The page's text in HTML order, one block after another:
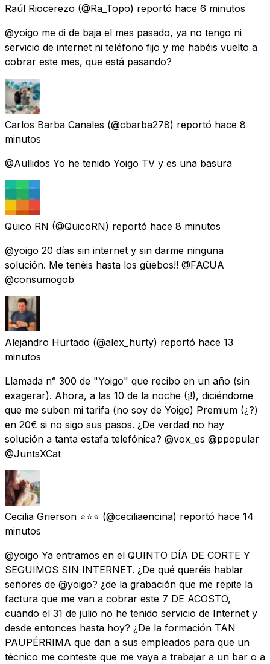
Raúl Riocerezo (@Ra_Topo) reportó hace 6 minutos
@yoigo me di de baja el mes pasado, ya no tengo ni
servicio de internet ni teléfono fijo y me habéis vuelto a
cobrar este mes, que está pasando?
Carlos Barba Canales (@cbarba278) reportó hace 8
minutos
@Aullidos Yo he tenido Yoigo TV y es una basura
Quico RN (@QuicoRN) reportó hace 8 minutos
@yoigo 20 días sin internet y sin darme ninguna
solución. Me tenéis hasta los güebos!! @FACUA
@consumogob
Alejandro Hurtado (@alex_hurty) reportó hace 13
minutos
Llamada n° 300 de "Yoigo" que recibo en un año (sin
exagerar). Ahora, a las 10 de la noche (¡!), diciéndome
que me suben mi tarifa (no soy de Yoigo) Premium (¿?)
en 20€ si no sigo sus pasos. ¿De verdad no hay
solución a tanta estafa telefónica? @vox_es @ppopular
@JuntsXCat
Cecilia Grierson ⭐️⭐️⭐️ (@ceciliaencina) reportó hace 14
minutos
@yoigo Ya entramos en el QUINTO DÍA DE CORTE Y
SEGUIMOS SIN INTERNET. ¿De qué queréis hablar
señores de @yoigo? ¿de la grabación que me repite la
factura que me van a cobrar este 7 DE ACOSTO,
cuando el 31 de julio no he tenido servicio de Internet y
desde entonces hasta hoy? ¿De la formación TAN
PAUPÉRRIMA que dan a sus empleados para que un
técnico me conteste que me vaya a trabajar a un bar o a